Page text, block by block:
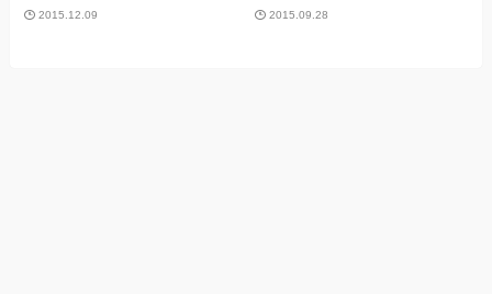
2015.12.09 2015.09.28